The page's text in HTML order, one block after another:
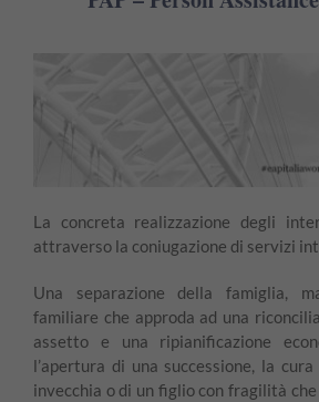
La concreta realizzazione degli
attraverso la coniugazione di servizi
Una separazione della famiglia,
familiare che approda ad una
assetto e una ripianificazione
l’apertura di una successione, la
invecchia o di un figlio con fragilità